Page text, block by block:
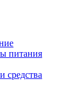
питания
средства